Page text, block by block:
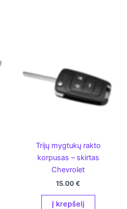
Trijų mygtukų rakto
korpusas – skirtas
Chevrolet
15.00€
Į krepšelį